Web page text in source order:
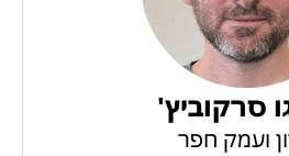
סרקוביץ'
ועמק חפר